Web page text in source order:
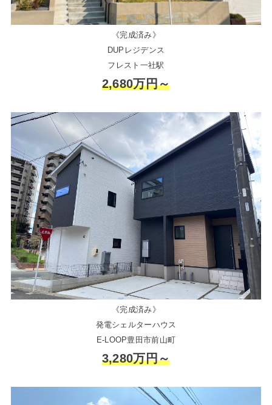
《完成済み》
DUPレジデンス
フレスト一社駅
2,680万円～
《完成済み》
発電シェルターハウス
E-LOOP豊田市前山町
3,280万円～